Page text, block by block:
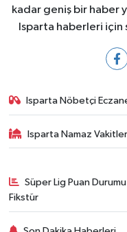
kadar geniş bir haber
Isparta haberleri
Isparta Nöbetçi
Isparta Namaz
Süper Lig Puan
Fikstür